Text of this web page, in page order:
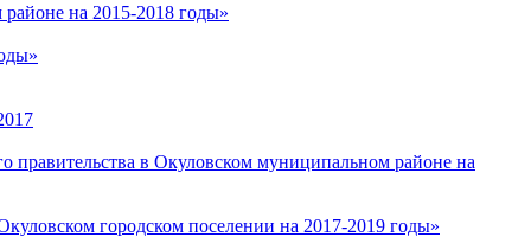
на 2015-2018 годы»
в Окуловском муниципальном районе на
городском поселении на 2017-2019 годы»